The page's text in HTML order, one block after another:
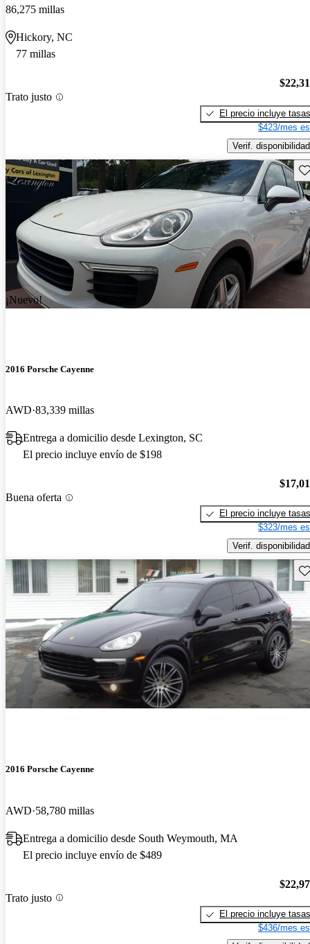
86,275 millas
Hickory, NC
77 millas
Trato justo
El precio incluye tasas
$423/mes
Verif. disponibilidad
¡Nuevo!
2016 Porsche Cayenne
AWD 83,339 millas
Entrega a domicilio desde Lexington, SC
El precio incluye envío de $198
Buena oferta
El precio incluye tasas
$323/mes
Verif. disponibilidad
2016 Porsche Cayenne
AWD 58,780 millas
Entrega a domicilio desde South Weymouth, MA
El precio incluye envío de $489
Trato justo
El precio incluye tasas
$436/mes